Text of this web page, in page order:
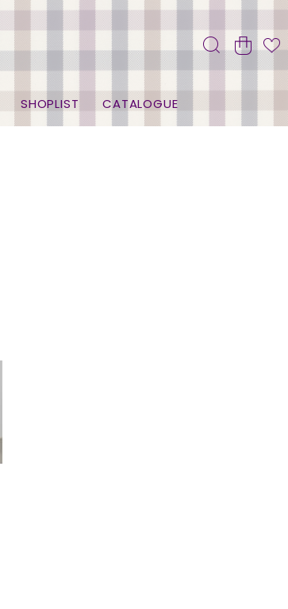
SHOPLIST CATALOGUE